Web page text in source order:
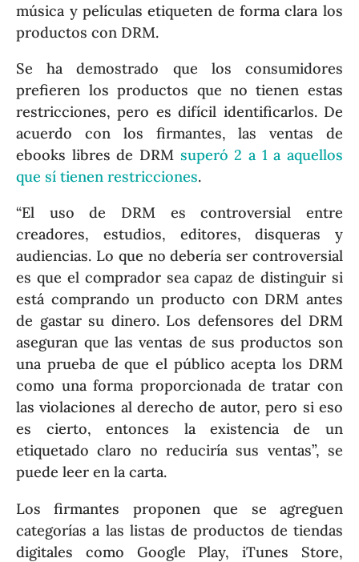
música y películas etiqueten de forma clara los
productos con DRM.
Se ha demostrado que los consumidores
prefieren los productos que no tienen estas
restricciones, pero es difícil identificarlos. De
acuerdo con los firmantes, las ventas de
ebooks libres de DRM superó 2 a 1 a aquellos
que sí tienen restricciones.
“El uso de DRM es controversial entre
creadores, estudios, editores, disqueras y
audiencias. Lo que no debería ser controversial
es que el comprador sea capaz de distinguir si
está comprando un producto con DRM antes
de gastar su dinero. Los defensores del DRM
aseguran que las ventas de sus productos son
una prueba de que el público acepta los DRM
como una forma proporcionada de tratar con
las violaciones al derecho de autor, pero si eso
es cierto, entonces la existencia de un
etiquetado claro no reduciría sus ventas”, se
puede leer en la carta.
Los firmantes proponen que se agreguen
categorías a las listas de productos de tiendas
digitales como Google Play, iTunes Store,